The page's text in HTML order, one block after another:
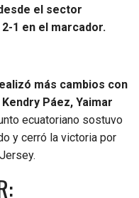
el sector
1 en el marcador.
más cambios con
Páez, Yaimar
ecuatoriano sostuvo
y cerró la victoria por